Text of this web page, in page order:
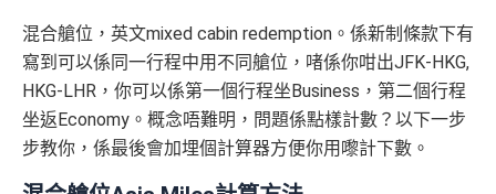
混合艙位，英文mixed cabin redemption。係新制條款下有
寫到可以係同一行程中用不同艙位，啫係你咁出JFK-HKG,
HKG-LHR，你可以係第一個行程坐Business，第二個行程
坐返Economy。概念唔難明，問題係點樣計數？以下一步
步教你，係最後會加埋個計算器方便你用嚟計下數。